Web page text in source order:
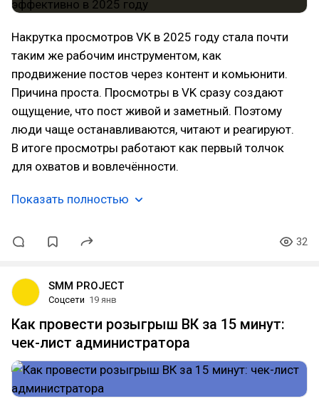
Накрутка просмотров VK в 2025 году стала почти
таким же рабочим инструментом, как
продвижение постов через контент и комьюнити.
Причина проста. Просмотры в VK сразу создают
ощущение, что пост живой и заметный. Поэтому
люди чаще останавливаются, читают и реагируют.
В итоге просмотры работают как первый толчок
для охватов и вовлечённости.
Показать полностью
32
SMM PROJECT
Соцсети 19 янв
Как провести розыгрыш ВК за 15 минут:
чек-лист администратора